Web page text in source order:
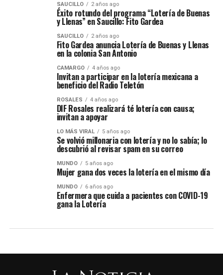
SAUCILLO 2 años ago
Éxito rotundo del programa “Lotería de Buenas
y Llenas” en Saucillo: Fito Gardea
SAUCILLO 2 años ago
Fito Gardea anuncia Lotería de Buenas y Llenas
en la colonia San Antonio
CAMARGO 4 años ago
Invitan a participar en la lotería mexicana a
beneficio del Radio Teletón
ROSALES 4 años ago
DIF Rosales realizará té lotería con causa;
invitan a apoyar
LO MÁS VIRAL 5 años ago
Se volvió millonaria con lotería y no lo sabía; lo
descubrió al revisar spam en su correo
MUNDO 5 años ago
Mujer gana dos veces la lotería en el mismo día
MUNDO 6 años ago
Enfermera que cuida a pacientes con COVID-19
gana la Lotería